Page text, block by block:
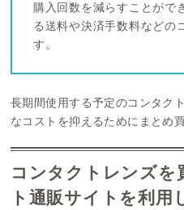
購入回数を減らすことがで
る送料や決済手数料などの
す。
長期間使用する予定のコンタク
なコストを抑えるためにまとめ
コンタクトレンズを
ト通販サイトを利用